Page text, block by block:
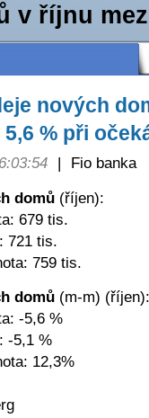
v říjnu
nových
% při
|
Fio banka
domů (říjen):
679 tis.
721 tis.
759 tis.
domů (m-m) (říjen):
-5,6 %
-5,1 %
12,3%